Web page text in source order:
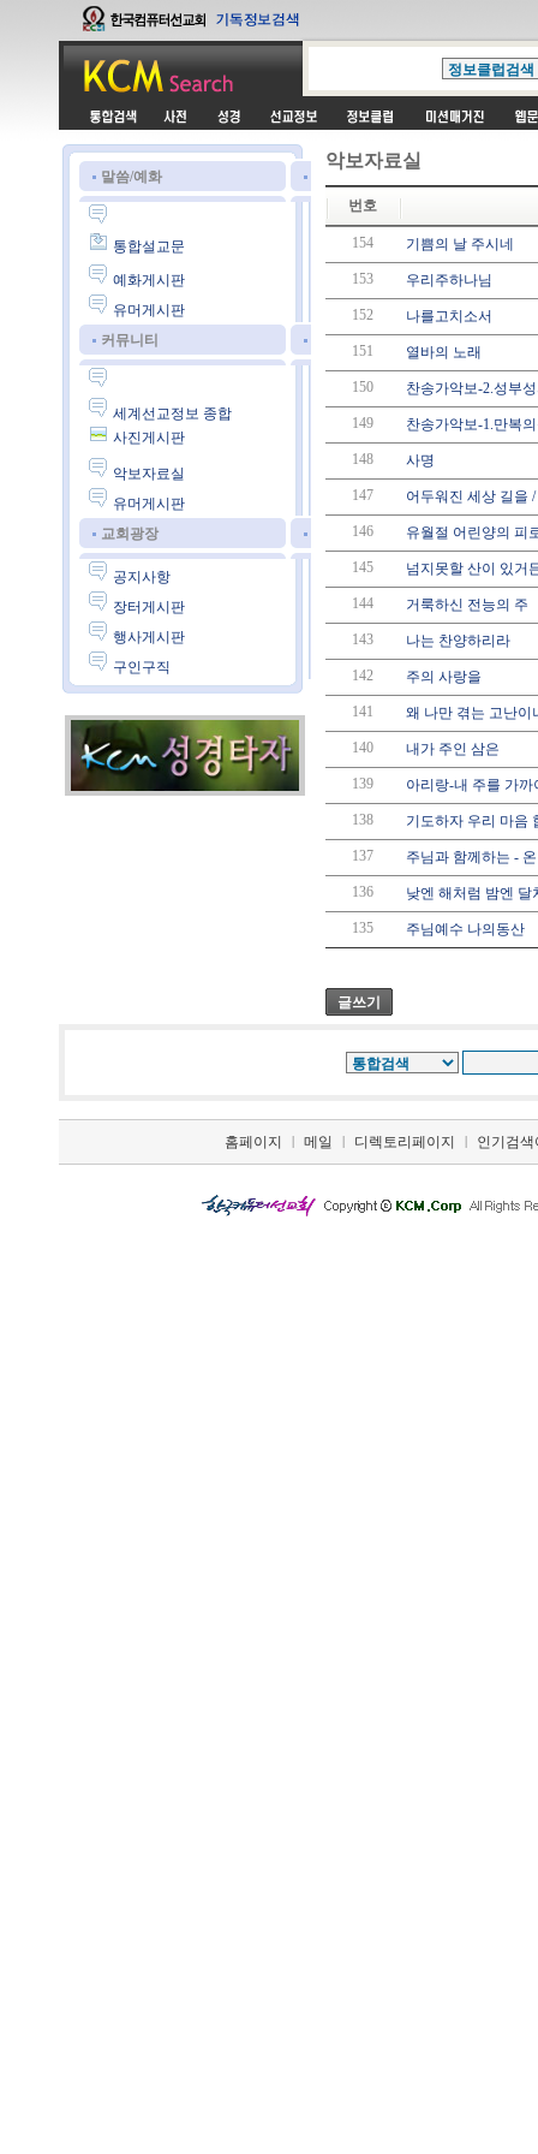
말씀/예화
통합설교문
예화게시판
유머게시판
커뮤니티
세계선교정보 종합
사진게시판
악보자료실
유머게시판
교회광장
공지사항
장터게시판
행사게시판
구인구직
악보자료실
번호
154 기쁨의 날 주시네
153 우리주하나님
152 나를고치소서
151 열바의 노래
150 찬송가악보-2.성부
149 찬송가악보-1.만복
148 사명
147 어두워진 세상 길을
146 유월절 어린양의 피
145 넘지못할 산이 있거
144 거룩하신 전능의 주
143 나는 찬양하리라
142 주의 사랑을
141 왜 나만 겪는 고난이
140 내가 주인 삼은
139 아리랑-내 주를 가까
138 기도하자 우리 마음
137 주님과 함께하는 -
136 낮엔 해처럼 밤엔 달
135 주님예수 나의동산
홈페이지 | 메일 | 디렉토리페이지 | 인기검색